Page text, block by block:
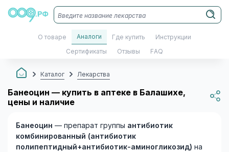
О товаре Аналоги Где купить Инструкции
Сертификаты Отзывы FAQ
Каталог Лекарства
Банеоцин — купить в аптеке в Балашихе,
цены и наличие
Банеоцин — препарат группы антибиотик
комбинированный (антибиотик
полипептидный+антибиотик-аминогликозид) на